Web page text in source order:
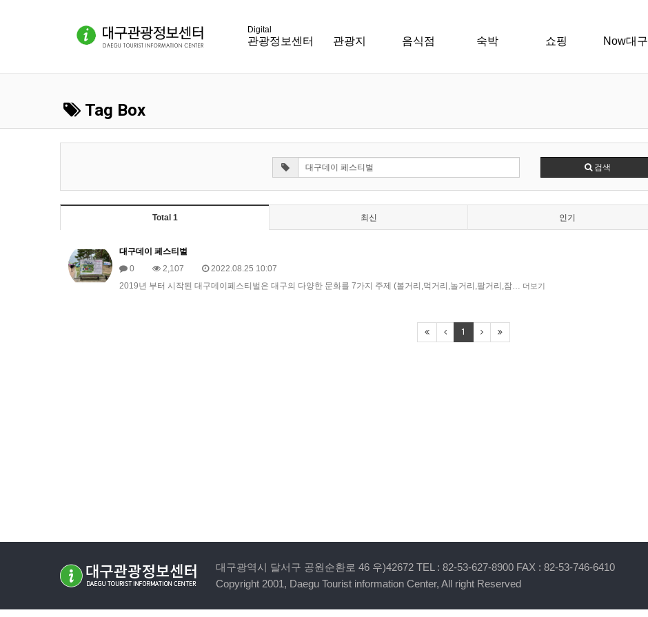
관광정보센터 관광지 음식점 숙박 쇼핑 Now대구
Tag Box
검색
Total 1 최신 인기
대구데이 페스티벌
0
2,107
2022.08.25 10:07
2019년 부터 시작된 대구데이페스티벌은 대구의 다양한 문화를 7가지 주제 (볼거리,먹거리,놀거리,팔거리,잠… 더보기
1
대구광역시 달서구 공원순환로 46 우)42672 TEL : 82-53-627-8900 FAX : 82-53-746-6410
Copyright 2001, Daegu Tourist information Center, All right Reserved